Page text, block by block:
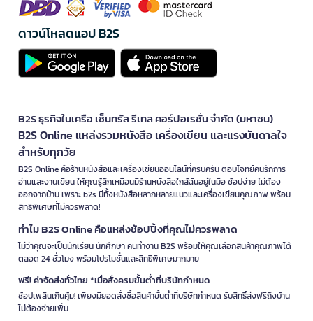
ดาวน์โหลดแอป B2S
B2S ธุรกิจในเครือ เซ็นทรัล รีเทล คอร์ปอเรชั่น จำกัด (มหาชน)
B2S Online แหล่งรวมหนังสือ เครื่องเขียน และแรงบันดาลใจ
สำหรับทุกวัย
B2S Online คือร้านหนังสือและเครื่องเขียนออนไลน์ที่ครบครัน ตอบโจทย์คนรักการ
อ่านและงานเขียน ให้คุณรู้สึกเหมือนมีร้านหนังสือใกล้ฉันอยู่ในมือ ช้อปง่าย ไม่ต้อง
ออกจากบ้าน เพราะ b2s มีทั้งหนังสือหลากหลายแนวและเครื่องเขียนคุณภาพ พร้อม
สิทธิพิเศษที่ไม่ควรพลาด!
ทำไม B2S Online คือแหล่งช้อปปิ้งที่คุณไม่ควรพลาด
ไม่ว่าคุณจะเป็นนักเรียน นักศึกษา คนทำงาน B2S พร้อมให้คุณเลือกสินค้าคุณภาพได้
ตลอด 24 ชั่วโมง พร้อมโปรโมชั่นและสิทธิพิเศษมากมาย
ฟรี! ค่าจัดส่งทั่วไทย *เมื่อสั่งครบขั้นต่ำที่บริษัทกำหนด
ช้อปเพลินเกินคุ้ม! เพียงมียอดสั่งซื้อสินค้าขั้นต่ำที่บริษัทกำหนด รับสิทธิ์ส่งฟรีถึงบ้าน
ไม่ต้องจ่ายเพิ่ม